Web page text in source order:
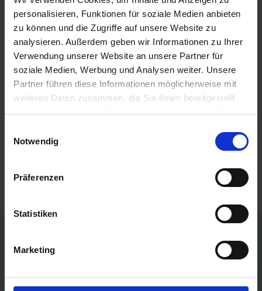
personalisieren, Funktionen für soziale Medien anbieten
zu können und die Zugriffe auf unsere Website zu
analysieren. Außerdem geben wir Informationen zu Ihrer
Verwendung unserer Website an unsere Partner für
soziale Medien, Werbung und Analysen weiter. Unsere
Partner führen diese Informationen möglicherweise mit
weiteren Daten zusammen, die Sie ihnen bereitgestellt
haben oder die sie im Rahmen Ihrer Nutzung der Dienste
Notwendig
Präferenzen
Statistiken
Marketing
ZUR VERGLEICHSLISTE HINZUFÜGEN
Herstellerinformationen (GPSR)
Casa Verde Naturprodukte-Vertriebs-GmbH
Martener Hellweg 37
44379 Dortmund
info@casaverde-natur.de